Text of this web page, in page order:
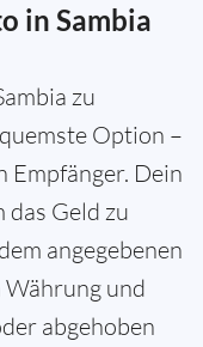
in Sambia
zu
Option –
Empfänger. Dein
das Geld zu
angegebenen
und
abgehoben